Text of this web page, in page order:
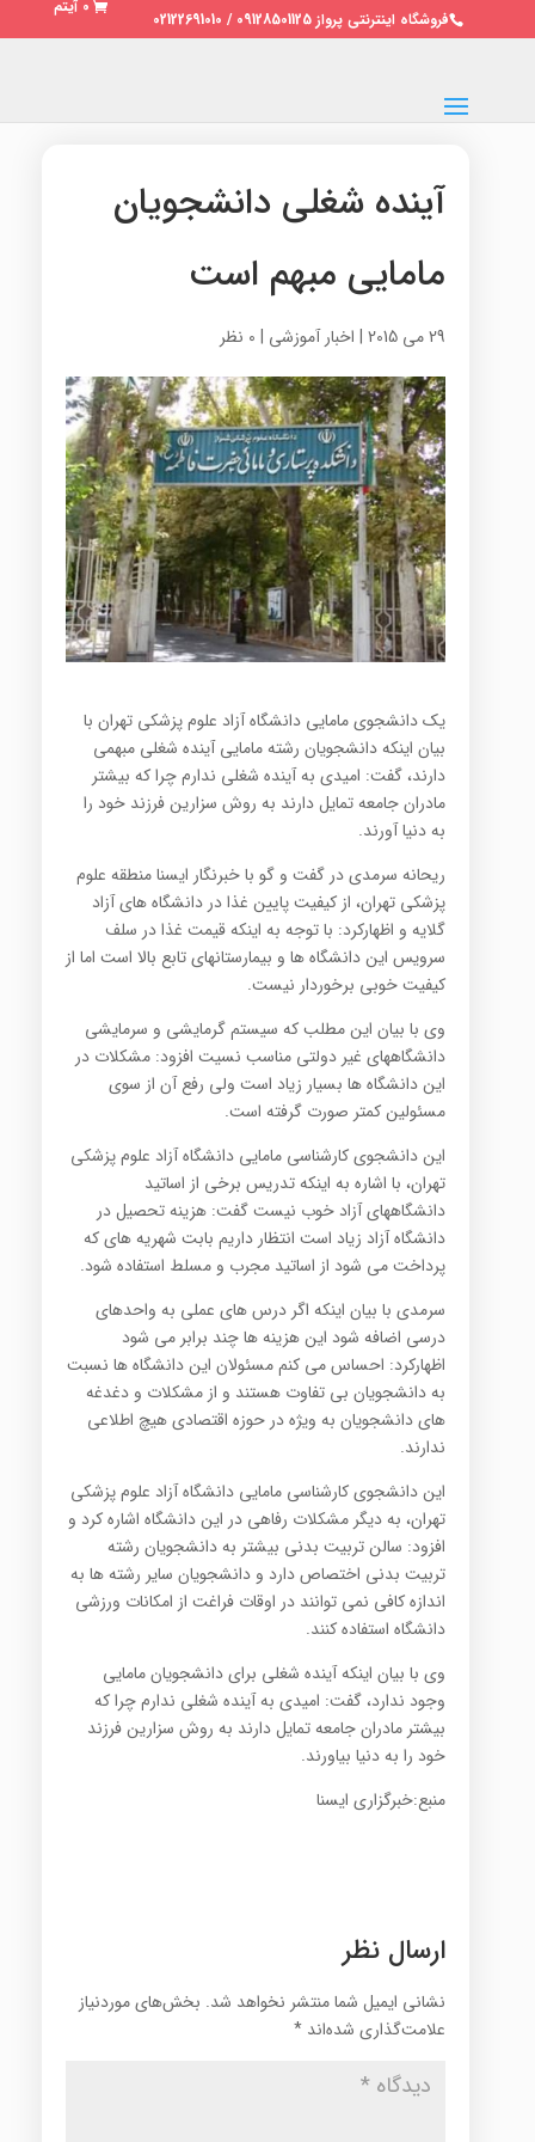
فروشگاه اینترنتی پرواز 09128501125 / 02122691010
0 آیتم
آینده شغلی دانشجویان
مامایی مبهم است
29 می 2015 | اخبار آموزشی | 0 نظر
یک دانشجوی مامایی دانشگاه آزاد علوم پزشکی تهران با
بیان اینکه دانشجویان رشته مامایی آینده شغلی مبهمی
دارند، گفت: امیدی به آینده شغلی ندارم چرا که بیشتر
مادران جامعه تمایل دارند به روش سزارین فرزند خود را
به دنیا آورند.
ریحانه سرمدی در گفت و گو با خبرنگار ایسنا منطقه علوم
پزشکی تهران، از کیفیت پایین غذا در دانشگاه های آزاد
گلایه و اظهارکرد: با توجه به اینکه قیمت غذا در سلف
سرویس این دانشگاه ها و بیمارستانهای تابع بالا است اما از
کیفیت خوبی برخوردار نیست.
وی با بیان این مطلب که سیستم گرمایشی و سرمایشی
دانشگاههای غیر دولتی مناسب نسیت افزود: مشکلات در
این دانشگاه ها بسیار زیاد است ولی رفع آن از سوی
مسئولین کمتر صورت گرفته است.
این دانشجوی کارشناسی مامایی دانشگاه آزاد علوم پزشکی
تهران، با اشاره به اینکه تدریس برخی از اساتید
دانشگاههای آزاد خوب نیست گفت: هزینه تحصیل در
دانشگاه آزاد زیاد است انتظار داریم بابت شهریه های که
پرداخت می شود از اساتید مجرب و مسلط استفاده شود.
سرمدی با بیان اینکه اگر درس های عملی به واحدهای
درسی اضافه شود این هزینه ها چند برابر می شود
اظهارکرد: احساس می کنم مسئولان این دانشگاه ها نسبت
به دانشجویان بی تفاوت هستند و از مشکلات و دغدغه
های دانشجویان به ویژه در حوزه اقتصادی هیچ اطلاعی
ندارند.
این دانشجوی کارشناسی مامایی دانشگاه آزاد علوم پزشکی
تهران، به دیگر مشکلات رفاهی در این دانشگاه اشاره کرد و
افزود: سالن تربیت بدنی بیشتر به دانشجویان رشته
تربیت بدنی اختصاص دارد و دانشجویان سایر رشته ها به
اندازه کافی نمی توانند در اوقات فراغت از امکانات ورزشی
دانشگاه استفاده کنند.
وی با بیان اینکه آینده شغلی برای دانشجویان مامایی
وجود ندارد، گفت: امیدی به آینده شغلی ندارم چرا که
بیشتر مادران جامعه تمایل دارند به روش سزارین فرزند
خود را به دنیا بیاورند.
منبع:خبرگزاری ایسنا
ارسال نظر
نشانی ایمیل شما منتشر نخواهد شد. بخش‌های موردنیاز
علامت‌گذاری شده‌اند *